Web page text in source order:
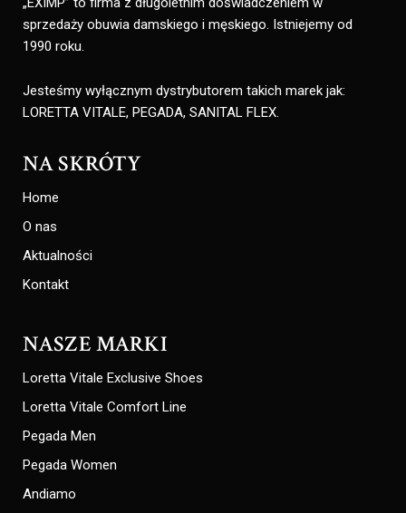
sprzedaży obuwia damskiego i męskiego. Istniejemy od
1990 roku.
Jesteśmy wyłącznym dystrybutorem takich marek jak:
LORETTA VITALE, PEGADA, SANITAL FLEX.
NA SKRÓTY
Home
O nas
Aktualności
Kontakt
NASZE MARKI
Loretta Vitale Exclusive Shoes
Loretta Vitale Comfort Line
Pegada Men
Pegada Women
Andiamo